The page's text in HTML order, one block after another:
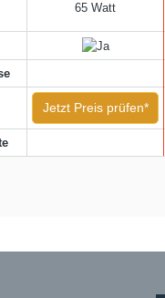
65 Watt
Jetzt Preis prüfen*